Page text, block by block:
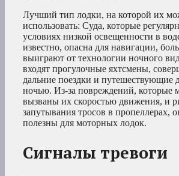
Лучший тип лодки, на которой их
использовать: Суда, которые
условиях низкой освещенности в
известно, опасна для навигации,
выиграют от технологии ночного
входят прогулочные яхтсмены,
дальние поездки и путешествующие
ночью. Из-за повреждений, которые
вызваны их скоростью движения, и
запутывания тросов в пропеллерах,
полезны для моторных лодок.
Сигналы тревоги